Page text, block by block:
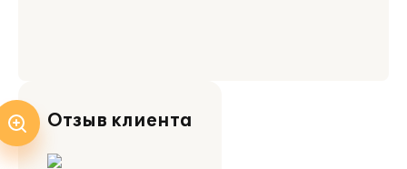
Отзыв клиента